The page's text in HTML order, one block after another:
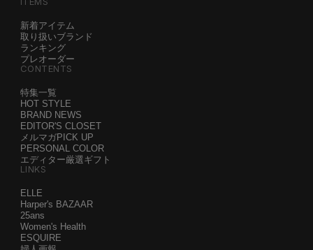
新着アイテム
取り扱いブランド
ランキング
プレオーダー
CONTENTS
特集一覧
HOT STYLE
BRAND NEWS
EDITOR'S CLOSET
メルマガPICK UP
PERSONAL COLOR
エディター厳選ギフト
LINKS
ELLE
Harper's BAZAAR
25ans
Women's Health
ESQUIRE